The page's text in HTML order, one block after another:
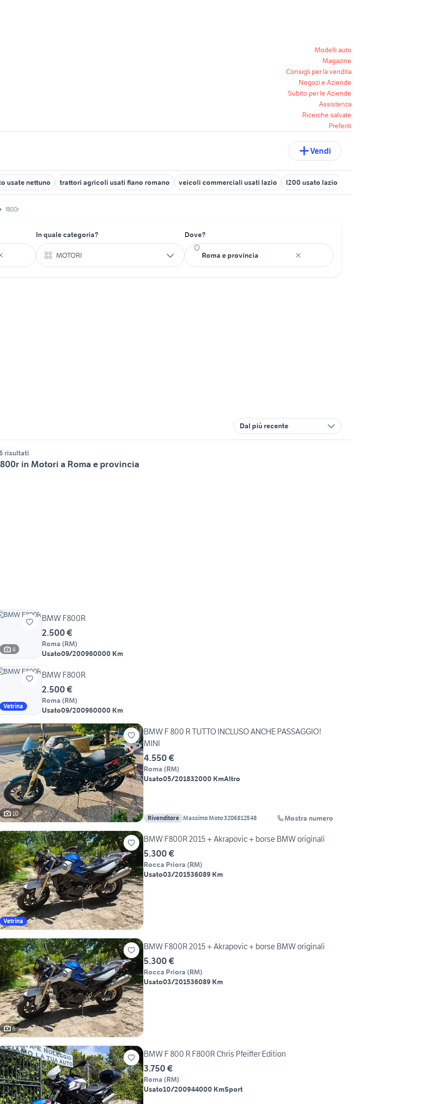
Modelli auto
Magazine
Consigli per la vendita
Negozi e Aziende
Subito per le Aziende
Assistenza
Ricerche salvate
Preferiti
Vendi
usate nettuno trattori agricoli usati fiano romano veicoli commerciali usati lazio l200 usato lazio
f800r
In quale categoria?
MOTORI
Dove?
Dal più recente
risultati
in Motori a Roma e provincia
4
BMW F800R
2.500 €
Roma (RM)
Usato09/200960000 Km
Vetrina
BMW F800R
2.500 €
Roma (RM)
Usato09/200960000 Km
10
BMW F 800 R TUTTO INCLUSO ANCHE PASSAGGIO!
MINI
4.550 €
Roma (RM)
Usato05/201832000 KmAltro
Rivenditore Massimo Moto 3206812548 Mostra numero
Vetrina
BMW F800R 2015 + Akrapovic + borse BMW originali
5.300 €
Rocca Priora (RM)
Usato03/201536089 Km
6
BMW F800R 2015 + Akrapovic + borse BMW originali
5.300 €
Rocca Priora (RM)
Usato03/201536089 Km
BMW F 800 R F800R Chris Pfeiffer Edition
3.750 €
Roma (RM)
Usato10/200944000 KmSport